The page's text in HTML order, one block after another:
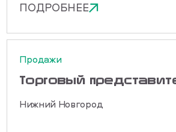
ПОДРОБНЕЕ
Продажи
Торговый
Нижний Новгород